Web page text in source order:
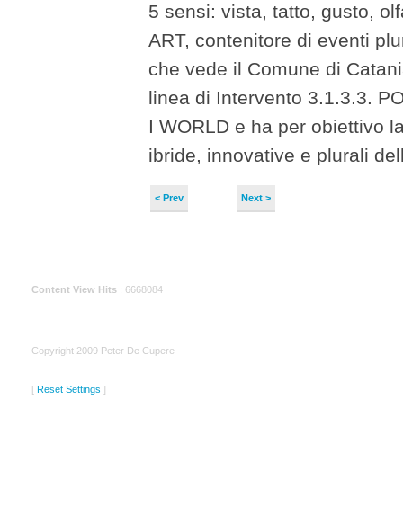
5 sensi: vista, tatto, gusto,
ART, contenitore di eventi
che vede il Comune di
linea di Intervento 3.1.3.3.
I WORLD e ha per obiettivo
ibride, innovative e plurali
< Prev Next >
Content View Hits : 6668084
Copyright 2009 Peter De Cupere
[ Reset Settings ]